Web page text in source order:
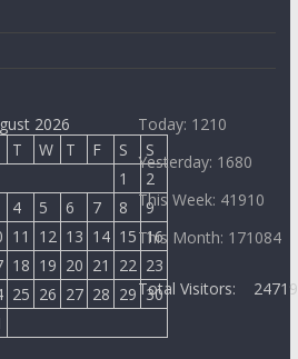
2026
T W T F S
S
1
2
4 5 6 7 8
9
11 12 13 14 15 16
18 19 20 21 22 23
25 26 27 28 29 30
Today: 1210
Yesterday: 1680
This Week: 41910
This Month: 171084
Total Visitors: